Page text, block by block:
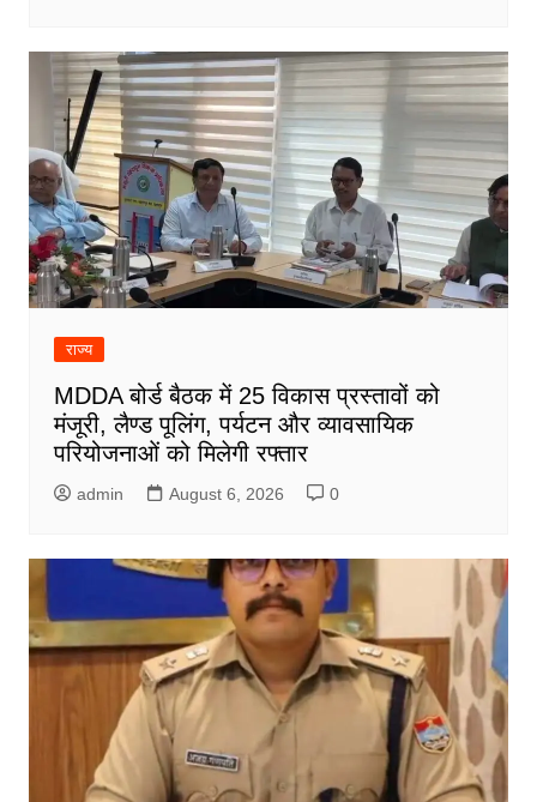
राज्य
MDDA बोर्ड बैठक में 25 विकास प्रस्तावों को
मंजूरी, लैण्ड पूलिंग, पर्यटन और व्यावसायिक
परियोजनाओं को मिलेगी रफ्तार
admin August 6, 2026 0